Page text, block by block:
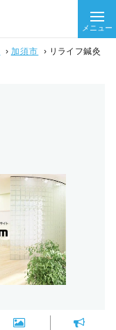
メニュー
› 加須市 › リライフ鍼灸